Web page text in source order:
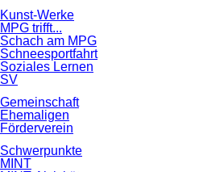
Kunst-Werke
MPG trifft...
Schach am MPG
Schneesportfahrt
Soziales Lernen
SV
Gemeinschaft
Ehemaligen
Förderverein
Schwerpunkte
MINT